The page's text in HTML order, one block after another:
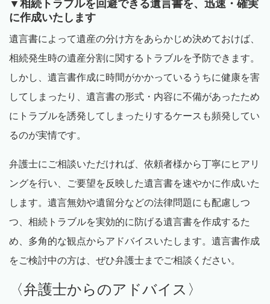
▼相続トラブルを回避できる遺言書を、迅速・確実
に作成いたします
遺言書によって遺産の分け方をあらかじめ決めておけば、
相続発生時の遺産分割に関するトラブルを予防できます。
しかし、遺言書作成に時間がかかっているうちに健康を害
してしまったり、遺言書の形式・内容に不備があったため
にトラブルを誘発してしまったりするケースも頻発してい
るのが実情です。
弁護士にご相談いただければ、依頼者様から丁寧にヒアリ
ングを行い、ご要望を反映した遺言書を速やかに作成いた
します。遺言無効や遺留分などの法律問題にも配慮しつ
つ、相続トラブルを実効的に防げる遺言書を作成するた
め、多角的な観点からアドバイスいたします。遺言書作成
をご検討中の方は、ぜひ弁護士までご相談ください。
〈弁護士からのアドバイス〉